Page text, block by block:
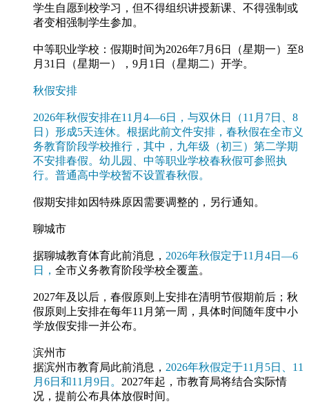
学生自愿到校学习，但不得组织讲授新课、不得强制或
者变相强制学生参加。
中等职业学校：假期时间为2026年7月6日（星期一）至8
月31日（星期一），9月1日（星期二）开学。
秋假安排
2026年秋假安排在11月4—6日，与双休日（11月7日、8
日）形成5天连休。根据此前文件安排，春秋假在全市义
务教育阶段学校推行，其中，九年级（初三）第二学期
不安排春假。幼儿园、中等职业学校春秋假可参照执
行。普通高中学校暂不设置春秋假。
假期安排如因特殊原因需要调整的，另行通知。
聊城市
据聊城教育体育此前消息 ， 2026年秋假定于11月4日—6
日， 全市义务教育阶段学校全覆盖。
2027年及以后，春假原则上安排在清明节假期前后；秋
假原则上安排在每年11月第一周，具体时间随年度中小
学放假安排一并公布。
滨州市
据滨州市教育局此前消息 ， 2026年秋假定于11月5日、11
月6日和11月9日。 2027年起，市教育局将结合实际情
况，提前公布具体放假时间。